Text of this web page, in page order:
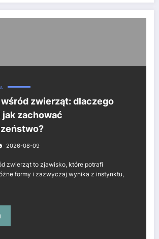
zwierząt: dlaczego
jak zachować
2026-08-09
zwierząt to zjawisko, które potrafi
formy i zazwyczaj wynika z instynktu,